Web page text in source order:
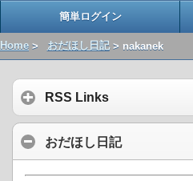
簡単ログイン
Home > おだほし日記> nakanek
RSS Links
おだほし日記